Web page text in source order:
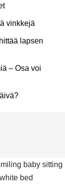
vinkkejä
lapsen
– Osa voi